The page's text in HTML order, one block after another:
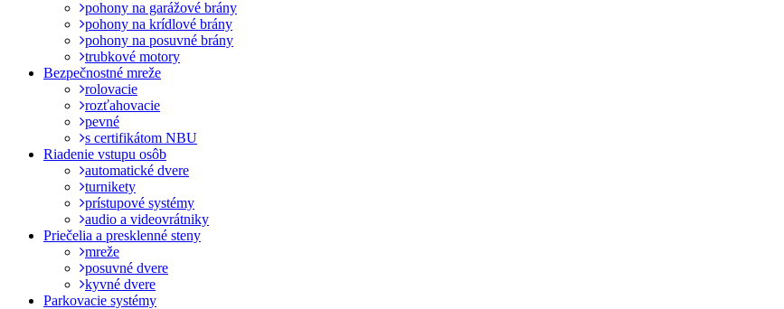
pohony na garážové brány
pohony na krídlové brány
pohony na posuvné brány
trubkové motory
Bezpečnostné mreže
rolovacie
rozťahovacie
pevné
s certifikátom NBU
Riadenie vstupu osôb
automatické dvere
turnikety
prístupové systémy
audio a videovrátniky
Priečelia a presklenné steny
mreže
posuvné dvere
kyvné dvere
Parkovacie systémy